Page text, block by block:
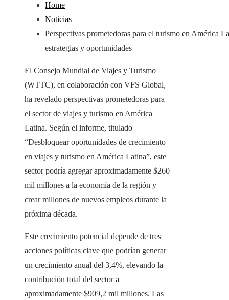
Home
Noticias
Perspectivas prometedoras para el turismo en América
estrategias y oportunidades
El Consejo Mundial de Viajes y Turismo
(WTTC), en colaboración con VFS Global,
ha revelado perspectivas prometedoras para
el sector de viajes y turismo en América
Latina. Según el informe, titulado
“Desbloquear oportunidades de crecimiento
en viajes y turismo en América Latina”, este
sector podría agregar aproximadamente $260
mil millones a la economía de la región y
crear millones de nuevos empleos durante la
próxima década.
Este crecimiento potencial depende de tres
acciones políticas clave que podrían generar
un crecimiento anual del 3,4%, elevando la
contribución total del sector a
aproximadamente $909,2 mil millones. Las